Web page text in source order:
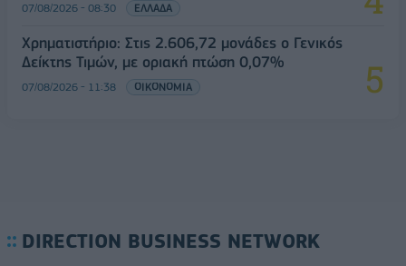
07/08/2026 - 08:30 ΕΛΛΑΔΑ
Χρηματιστήριο: Στις 2.606,72 μονάδες ο Γενικός
Δείκτης Τιμών, με οριακή πτώση 0,07%
07/08/2026 - 11:38 ΟΙΚΟΝΟΜΙΑ
DIRECTION BUSINESS NETWORK